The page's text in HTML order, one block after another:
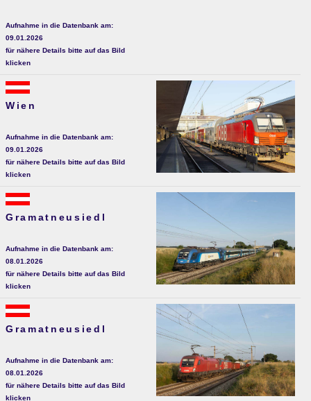
Aufnahme in die Datenbank am:
09.01.2026
für nähere Details bitte auf das Bild
klicken
Wien
Aufnahme in die Datenbank am:
09.01.2026
für nähere Details bitte auf das Bild
klicken
Gramatneusiedl
Aufnahme in die Datenbank am:
08.01.2026
für nähere Details bitte auf das Bild
klicken
Gramatneusiedl
Aufnahme in die Datenbank am:
08.01.2026
für nähere Details bitte auf das Bild
klicken